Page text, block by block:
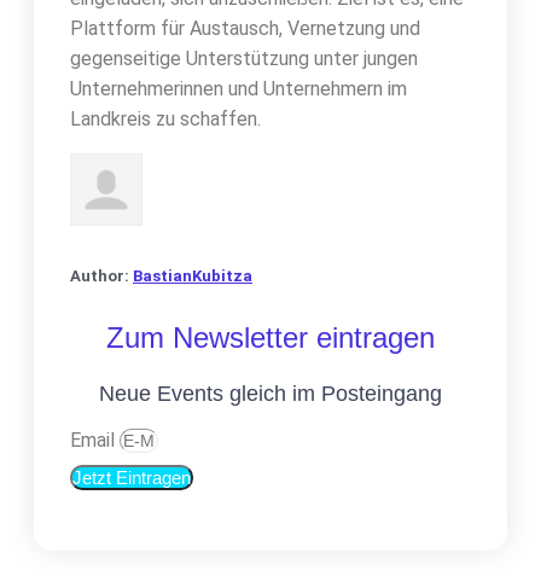
Plattform für Austausch, Vernetzung und
gegenseitige Unterstützung unter jungen
Unternehmerinnen und Unternehmern im
Landkreis zu schaffen.
Author: BastianKubitza
Zum Newsletter eintragen
Neue Events gleich im Posteingang
Email
Jetzt Eintragen